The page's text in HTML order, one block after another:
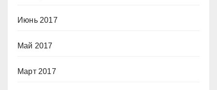
Июнь 2017
Май 2017
Март 2017